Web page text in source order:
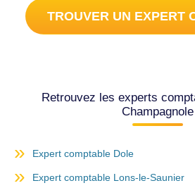
TROUVER UN EXPERT
Retrouvez les experts
Champagnole
Expert comptable Dole
Expert comptable Lons-le-Saunier